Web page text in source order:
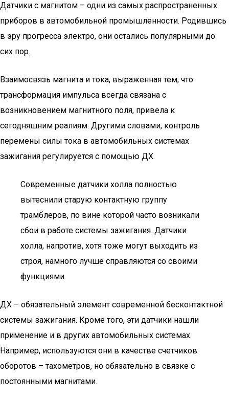
Датчики с магнитом – одни из самых распространенных
приборов в автомобильной промышленности. Родившись
в эру прогресса электро, они остались популярными до
сих пор.
Взаимосвязь магнита и тока, выраженная тем, что
трансформация импульса всегда связана с
возникновением магнитного поля, привела к
сегодняшним реалиям. Другими словами, контроль
перемены силы тока в автомобильных системах
зажигания регулируется с помощью ДХ.
Современные датчики холла полностью
вытеснили старую контактную группу
трамблеров, по вине которой часто возникали
сбои в работе системы зажигания. Датчики
холла, напротив, хотя тоже могут выходить из
строя, намного лучше справляются со своими
функциями.
ДХ – обязательный элемент современной бесконтактной
системы зажигания. Кроме того, эти датчики нашли
применение и в других автомобильных системах.
Например, используются они в качестве счетчиков
оборотов – тахометров, но обязательно в связке с
постоянными магнитами.